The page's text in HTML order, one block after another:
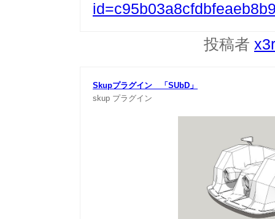
投稿者
Skupプラグイン 「SUbD」
skup プラグイン